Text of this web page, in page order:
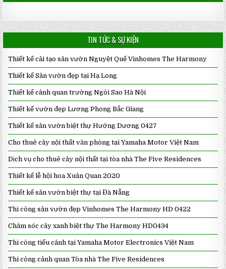
TIN TỨC & SỰ KIỆN
Thiết kế cải tạo sân vườn Nguyệt Quế Vinhomes The Harmony
Thiết kế Sân vườn đẹp tại Hạ Long
Thiết kế cảnh quan trường Ngôi Sao Hà Nội
Thiết kế vườn đẹp Lương Phong Bắc Giang
Thiết kế sân vườn biệt thự Hướng Dương 0427
Cho thuê cây nội thất văn phòng tại Yamaha Motor Việt Nam
Dịch vụ cho thuê cây nội thất tại tòa nhà The Five Residences
Thiết kế lễ hội hoa Xuân Quan 2020
Thiết kế sân vườn biệt thự tại Đà Nẵng
Thi công sân vườn đẹp Vinhomes The Harmony HD 0422
Chăm sóc cây xanh biệt thự The Harmony HD0434
Thi công tiểu cảnh tại Yamaha Motor Electronics Việt Nam
Thi công cảnh quan Tòa nhà The Five Residences